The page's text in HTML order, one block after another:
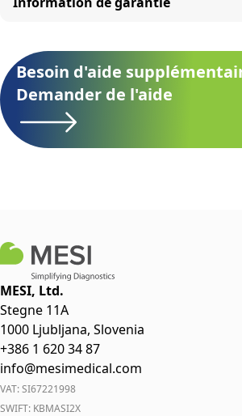
Besoin d'aide
Demander de l'aide
MESI, Ltd.
Stegne 11A
1000 Ljubljana, Slovenia
+386 1 620 34 87
info@mesimedical.com
VAT: SI67221998
SWIFT: KBMASI2X